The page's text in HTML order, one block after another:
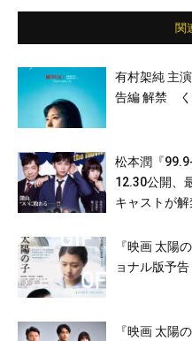
関
有村架純 主
告編 解禁 く
松本潤『
12.30公開、
キャストが解
『映画 太陽
ョナル版予
『映画 太陽